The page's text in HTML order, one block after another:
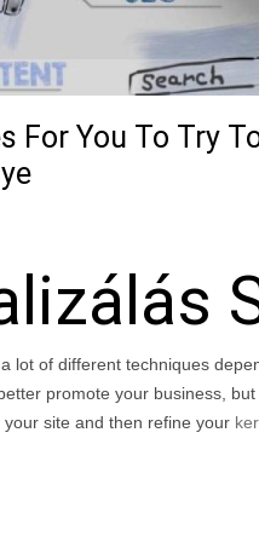
For You To Try
lot of different techniques
promote your business,
site and then refine your